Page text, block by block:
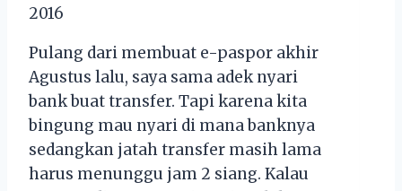
2016
Pulang dari membuat e-paspor akhir
Agustus lalu, saya sama adek nyari
bank buat transfer. Tapi karena kita
bingung mau nyari di mana banknya
sedangkan jatah transfer masih lama
harus menunggu jam 2 siang. Kalau